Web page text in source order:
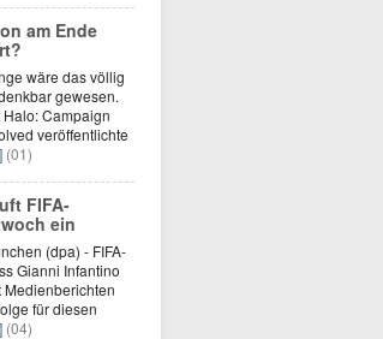
am Ende
wäre das völlig
gewesen.
Halo: Campaign
veröffentlichte
(01)
FIFA-
ein
(dpa) - FIFA-
Gianni Infantino
Medienberichten
für diesen
(04)